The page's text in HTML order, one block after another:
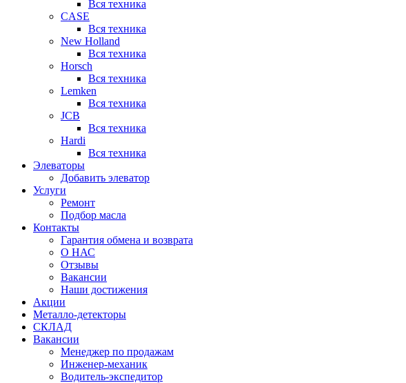
Вся техника
CASE
Вся техника
New Holland
Вся техника
Horsch
Вся техника
Lemken
Вся техника
JCB
Вся техника
Hardi
Вся техника
Элеваторы
Добавить элеватор
Услуги
Ремонт
Подбор масла
Контакты
Гарантия обмена и возврата
О НАС
Отзывы
Вакансии
Наши достижения
Акции
Металло-детекторы
СКЛАД
Вакансии
Менеджер по продажам
Инженер-механик
Водитель-экспедитор